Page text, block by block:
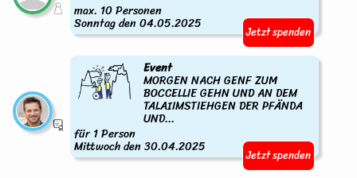
max. 10 Personen
Sonntag den 04.05.2025 Jetzt spenden
Event
MORGEN NACH GENF ZUM
BOCCELLIE GEHN UND AN DEM
TALAIIMSTIEHGEN DER PFÄNDA
UND...
für 1 Person
Mittwoch den 30.04.2025 Jetzt spenden